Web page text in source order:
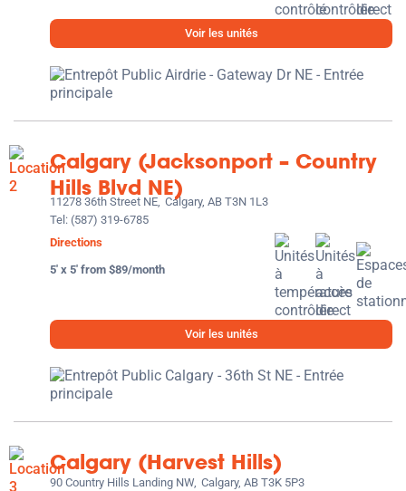
Voir les unités
Calgary (Jacksonport – Country
Hills Blvd NE)
11278 36th Street NE, Calgary, AB T3N 1L3
Tel: (587) 319-6785
Directions
5' x 5' from $89/month
Voir les unités
Calgary (Harvest Hills)
90 Country Hills Landing NW, Calgary, AB T3K 5P3